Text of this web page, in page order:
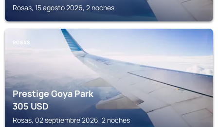
Rosas, 15 agosto 2026, 2 noches
ROSAS
Prestige Goya Park
305USD
Rosas, 02 septiembre 2026, 2 noches